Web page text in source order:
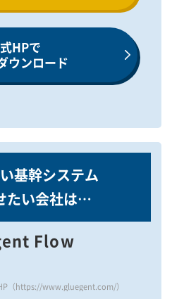
HPで
ウンロード
基幹システム
たい会社は…
Flow
（https://www.gluegent.com/）